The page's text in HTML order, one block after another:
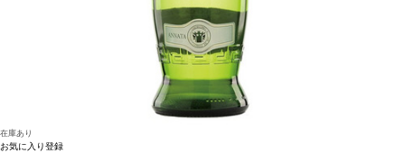
在庫あり
お気に入り登録